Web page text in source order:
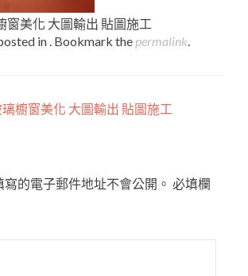
窗美化 大圖輸出 貼圖施工
in . Bookmark the permalink.
櫥窗美化 大圖輸出 貼圖施工
的電子郵件地址不會公開。 必填欄